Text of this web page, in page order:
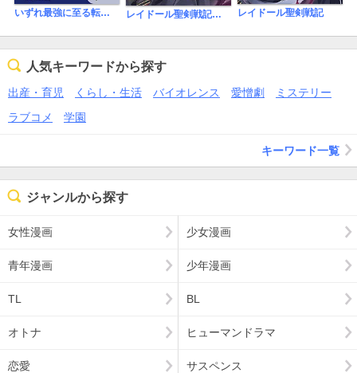
いずれ最強に至る転生魔法使い【分冊版】 レイドール聖剣戦記 【連載版】 レイドール聖剣戦記
人気キーワードから探す
出産・育児 くらし・生活 バイオレンス 愛憎劇
ミステリー
ラブコメ
学園
キーワード一覧
ジャンルから探す
女性漫画 少女漫画
青年漫画 少年漫画
TL BL
オトナ ヒューマンドラマ
恋愛 サスペンス